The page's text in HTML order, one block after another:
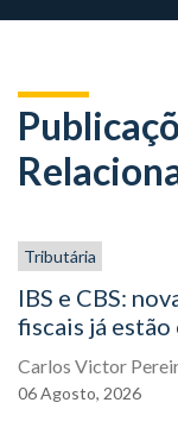
Tributária
IBS e CBS:
fiscais já
Carlos Victor
06Agosto, 2026